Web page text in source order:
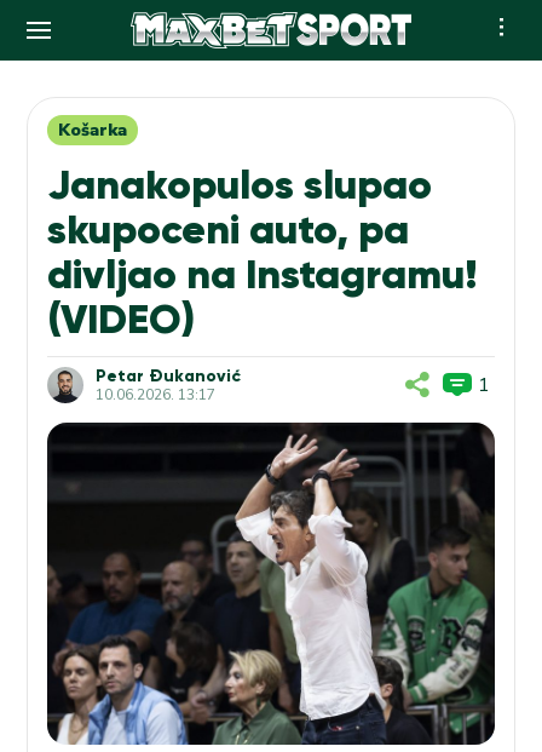
contentKošarka
Janakopulos slupao
skupoceni auto, pa
divljao na Instagramu!
(VIDEO)
Petar Đukanović
10.06.2026. 13:17 1